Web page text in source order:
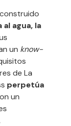
agua, la
un know-
de La
perpetúa
un